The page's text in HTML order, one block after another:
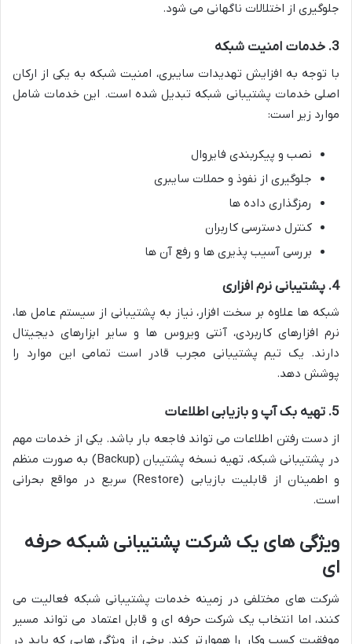
جلوگیری از اختلالات ناگهانی می شود.
3. خدمات امنیت شبکه
با توجه به افزایش تهدیدات سایبری، امنیت شبکه به یکی از ارکان
اصلی خدمات پشتیبانی شبکه تبدیل شده است. این خدمات شامل
موارد زیر است:
نصب و پیکربندی فایروال
جلوگیری از نفوذ و حملات سایبری
رمزگذاری داده ها
کنترل دسترسی کاربران
بررسی آسیب پذیری ها و رفع آن ها
4. پشتیبانی نرم افزاری
شبکه ها علاوه بر سخت افزار، نیاز به پشتیبانی از سیستم عامل ها،
نرم افزارهای کاربردی، آنتی ویروس ها و سایر ابزارهای دیجیتال
دارند. یک تیم پشتیبانی مجرب قادر است تمامی این موارد را
پوشش دهد.
5. تهیه بک آپ و بازیابی اطلاعات
از دست رفتن اطلاعات می تواند فاجعه بار باشد. یکی از خدمات مهم
در پشتیبانی شبکه، تهیه نسخه پشتیبان (Backup) به صورت منظم
و اطمینان از قابلیت بازیابی (Restore) سریع در مواقع بحرانی
است.
ویژگی های یک شرکت پشتیبانی شبکه حرفه
ای
شرکت های مختلفی در زمینه خدمات پشتیبانی شبکه فعالیت می
کنند، اما انتخاب یک شرکت حرفه ای و قابل اعتماد می تواند مسیر
موفقیت کسب وکار را هموارتر کند. برخی از ویژگی هایی که باید در